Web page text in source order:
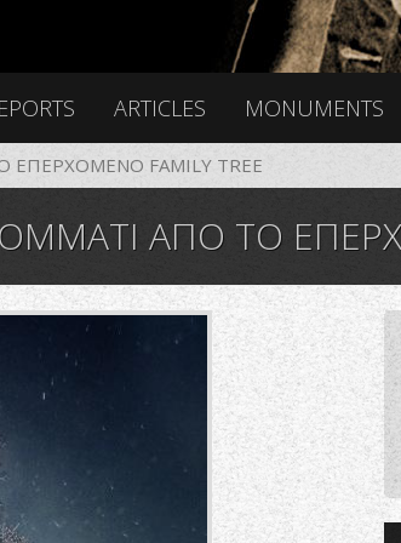
ARTICLES MONUMENTS
ΕΠΕΡΧΟΜΕΝΟ FAMILY TREE
ΑΠΟ ΤΟ